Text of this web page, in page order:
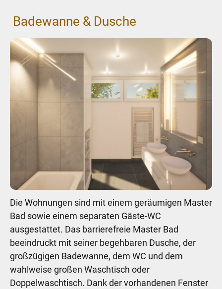
Badewanne & Dusche
Die Wohnungen sind mit einem geräumigen Master
Bad sowie einem separaten Gäste-WC
ausgestattet. Das barrierefreie Master Bad
beeindruckt mit seiner begehbaren Dusche, der
großzügigen Badewanne, dem WC und dem
wahlweise großen Waschtisch oder
Doppelwaschtisch. Dank der vorhandenen Fenster